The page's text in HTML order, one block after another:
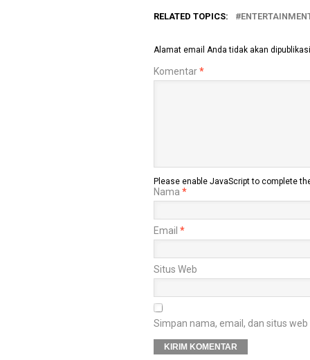
RELATED TOPICS:
Alamat email Anda tidak akan
Komentar*
Please enable JavaScript to complete
Nama *
Email *
Situs Web
Simpan nama, email, dan situs